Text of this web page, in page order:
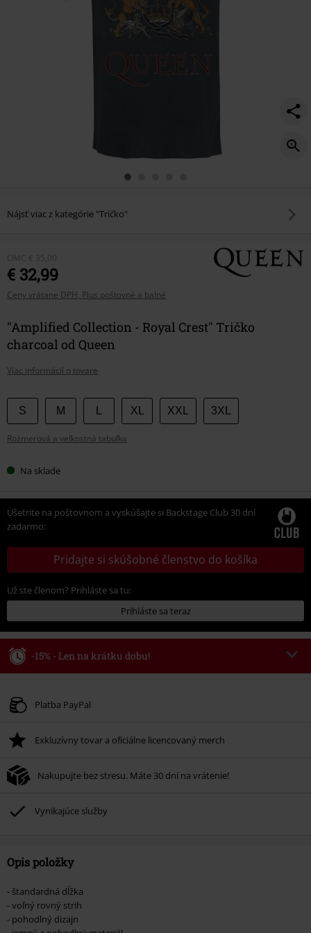
Nájsť viac z kategórie "Tričko"
OMC € 35,00
€ 32,99
Ceny vrátane DPH, Plus poštovné a balné
"Amplified Collection - Royal Crest" Tričko
charcoal od Queen
Viac informácií o tovare
Vyberte
si
veľkosť
S M XL XXL 3XL
Rozmerová a veľkostná tabuľka
Na sklade
Ušetrite na poštovnom a vyskúšajte si Backstage Club 30 dní
zadarmo:
Pridajte si skúšobné členstvo do košíka
Už ste členom? Prihláste sa tu:
Prihláste sa teraz
-15% - Len na krátku dobu!
Platné do 8/9/26
Po zadaní kódu v košíku, sa zľava uplatní automaticky.
Nemožno kombinovať s inými akciovými kódmi. Zľava sa nevzťahuje na:
knihy, médiá, vstupenky, Rammstein, (Till) Lindemann, Böhse Onkelz,
ktorých kúpou podporíte nadáciu.
Platba PayPal
Exkluzívny tovar a oficiálne licencovaný merch
Nakupujte bez stresu. Máte 30 dní na vrátenie!
Vynikajúce služby
Opis položky
- štandardná dĺžka
- voľný rovný strih
- pohodlný dizajn